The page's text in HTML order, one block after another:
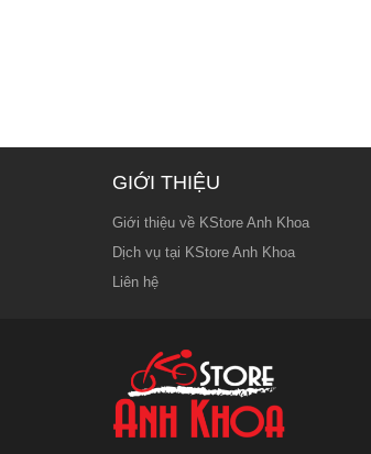
GIỚI THIỆU
Giới thiệu về KStore Anh Khoa
Dịch vụ tại KStore Anh Khoa
Liên hệ